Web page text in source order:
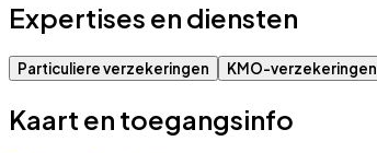
Expertises en diensten
Particuliere verzekeringen KMO-verzekeringen
Kaart en toegangsinfo